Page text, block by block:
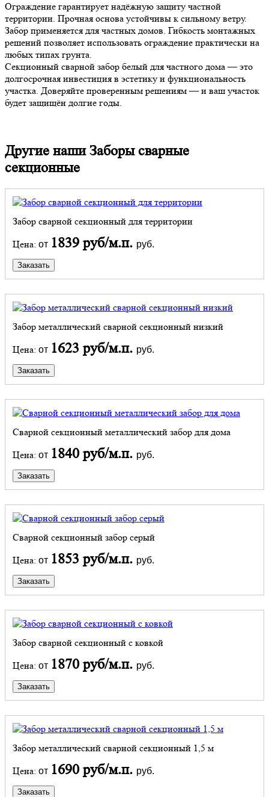
Ограждение гарантирует надёжную защиту частной
территории. Прочная основа устойчивы к сильному ветру.
Забор применяется для частных домов. Гибкость монтажных
решений позволяет использовать ограждение практически на
любых типах грунта.
Секционный сварной забор белый для частного дома — это
долгосрочная инвестиция в эстетику и функциональность
участка. Доверяйте проверенным решениям — и ваш участок
будет защищён долгие годы.
Другие наши Заборы сварные
секционные
Забор сварной секционный для территории
Цена: от 1839 руб/м.п. руб.
Заказать
Забор металлический сварной секционный низкий
Цена: от 1623 руб/м.п. руб.
Заказать
Сварной секционный металлический забор для дома
Цена: от 1840 руб/м.п. руб.
Заказать
Сварной секционный забор серый
Цена: от 1853 руб/м.п. руб.
Заказать
Забор сварной секционный с ковкой
Цена: от 1870 руб/м.п. руб.
Заказать
Забор металлический сварной секционный 1,5 м
Цена: от 1690 руб/м.п. руб.
Заказать